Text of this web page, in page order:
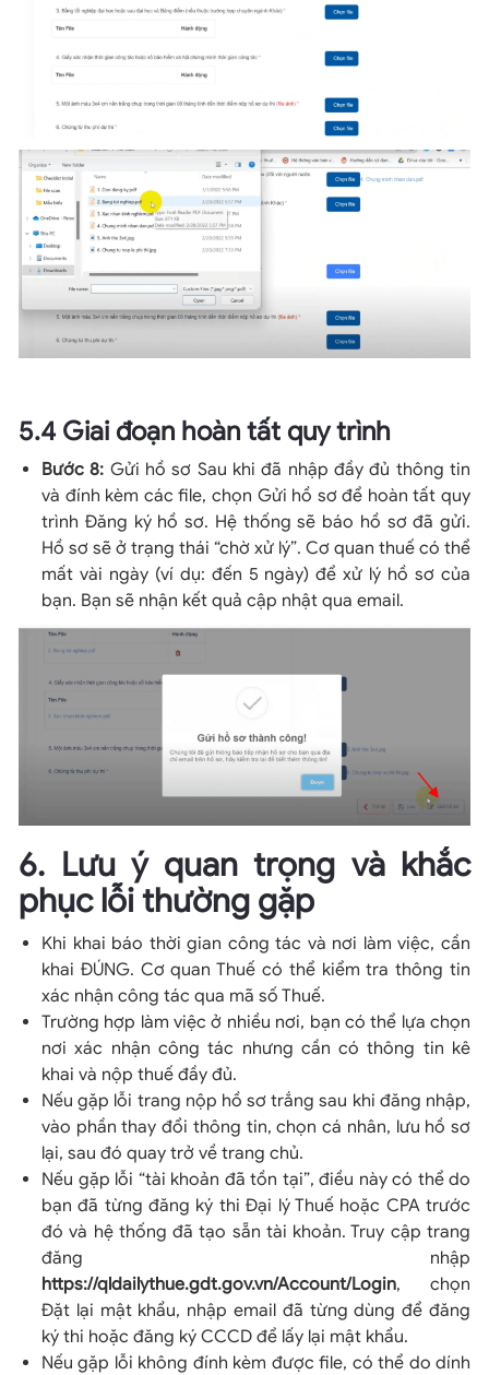
5.4 Giai đoạn hoàn tất quy trình
Bước 8: Gửi hồ sơ Sau khi đã nhập đầy đủ thông tin
và đính kèm các file, chọn Gửi hồ sơ để hoàn tất quy
trình Đăng ký hồ sơ. Hệ thống sẽ báo hồ sơ đã gửi.
Hồ sơ sẽ ở trạng thái “chờ xử lý”. Cơ quan thuế có thể
mất vài ngày (ví dụ: đến 5 ngày) để xử lý hồ sơ của
bạn. Bạn sẽ nhận kết quả cập nhật qua email.
6. Lưu ý quan trọng và khắc
phục lỗi thường gặp
Khi khai báo thời gian công tác và nơi làm việc, cần
khai ĐÚNG. Cơ quan Thuế có thể kiểm tra thông tin
xác nhận công tác qua mã số Thuế.
Trường hợp làm việc ở nhiều nơi, bạn có thể lựa chọn
nơi xác nhận công tác nhưng cần có thông tin kê
khai và nộp thuế đầy đủ.
Nếu gặp lỗi trang nộp hồ sơ trắng sau khi đăng nhập,
vào phần thay đổi thông tin, chọn cá nhân, lưu hồ sơ
lại, sau đó quay trở về trang chủ.
Nếu gặp lỗi “tài khoản đã tồn tại”, điều này có thể do
bạn đã từng đăng ký thi Đại lý Thuế hoặc CPA trước
đó và hệ thống đã tạo sẵn tài khoản. Truy cập trang
đăng nhập
https://qldailythue.gdt.gov.vn/Account/Login, chọn
Đặt lại mật khẩu, nhập email đã từng dùng để đăng
ký thi hoặc đăng ký CCCD để lấy lại mật khẩu.
Nếu gặp lỗi không đính kèm được file, có thể do dính